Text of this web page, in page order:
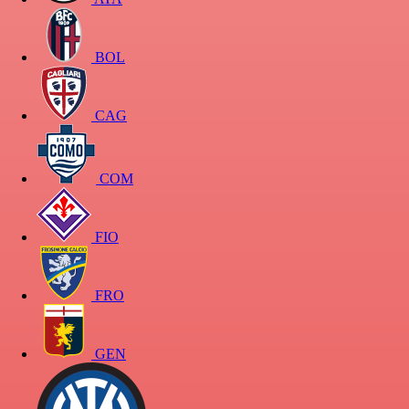
BOL
CAG
COM
FIO
FRO
GEN